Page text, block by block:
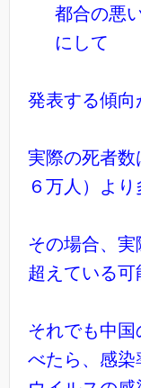
都合の悪
にして
発表する傾向
実際の死者
６万人）より
その場合、
超えている可
それでも中
べたら、感